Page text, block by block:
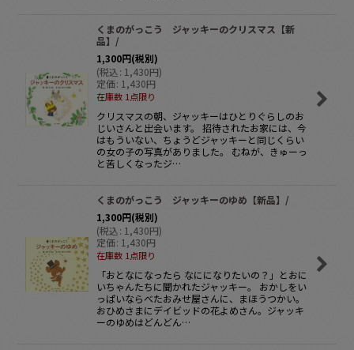
くまのがっこう ジャッキーのクリスマス【新
品】/
1,300円(税別)
(税込: 1,430円)
定価: 1,430円
在庫数 1点限り
クリスマスの朝、ジャッキーはひとりぐらしのお
じいさんと出会います。 招待されたお家には、今
はもういない、ちょうどジャッキーと同じくらい
の女の子の写真がありました。 むねが、きゅーっ
と苦しくなったジ…
くまのがっこう ジャッキーのゆめ【新品】/
1,300円(税別)
(税込: 1,430円)
定価: 1,430円
在庫数 1点限り
「おとなになったら なにになりたいの？」とおに
いちゃんたちに聞かれたジャッキー。 おかしをい
っぱいならべたおみせ屋さんに、まほうつかい。
おひめさまにデイビッドの花よめさん。ジャッキ
ーのゆめはどんどん…